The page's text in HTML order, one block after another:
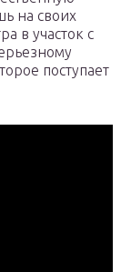
на своих
в участок с
поступает